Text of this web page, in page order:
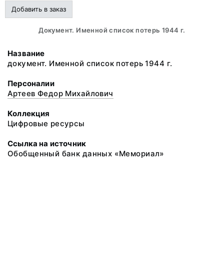
Добавить в заказ
Документ. Именной список потерь 1944 г.
Название
документ. Именной список потерь 1944 г.
Персоналии
Артеев Федор Михайлович
Коллекция
Цифровые ресурсы
Ссылка на источник
Обобщенный банк данных «Мемориал»